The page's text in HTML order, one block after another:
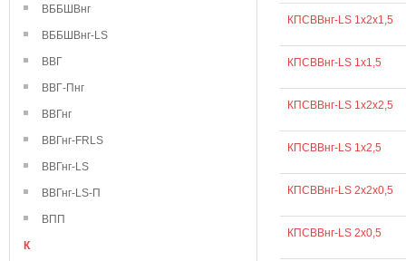
ВББШВнг
ВББШВнг-LS
ВВГ
ВВГ-Пнг
ВВГнг
ВВГнг-FRLS
ВВГнг-LS
ВВГнг-LS-П
ВПП
К
КПСВВнг-LS 1х2х1,5
КПСВВнг-LS 1х1,5
КПСВВнг-LS 1х2х2,5
КПСВВнг-LS 1х2,5
КПСВВнг-LS 2х2х0,5
КПСВВнг-LS 2х0,5